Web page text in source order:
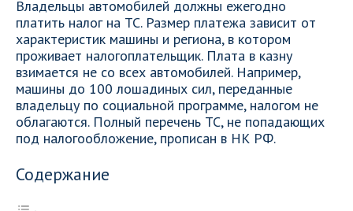
Владельцы автомобилей должны ежегодно
платить налог на ТС. Размер платежа зависит от
характеристик машины и региона, в котором
проживает налогоплательщик. Плата в казну
взимается не со всех автомобилей. Например,
машины до 100 лошадиных сил, переданные
владельцу по социальной программе, налогом не
облагаются. Полный перечень ТС, не попадающих
под налогообложение, прописан в НК РФ.
Содержание